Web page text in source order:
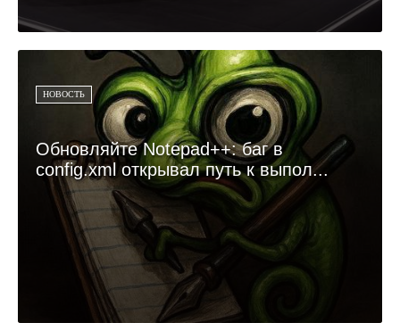
НОВОСТЬ
Обновляйте Notepad++: баг в
config.xml открывал путь к выпол...